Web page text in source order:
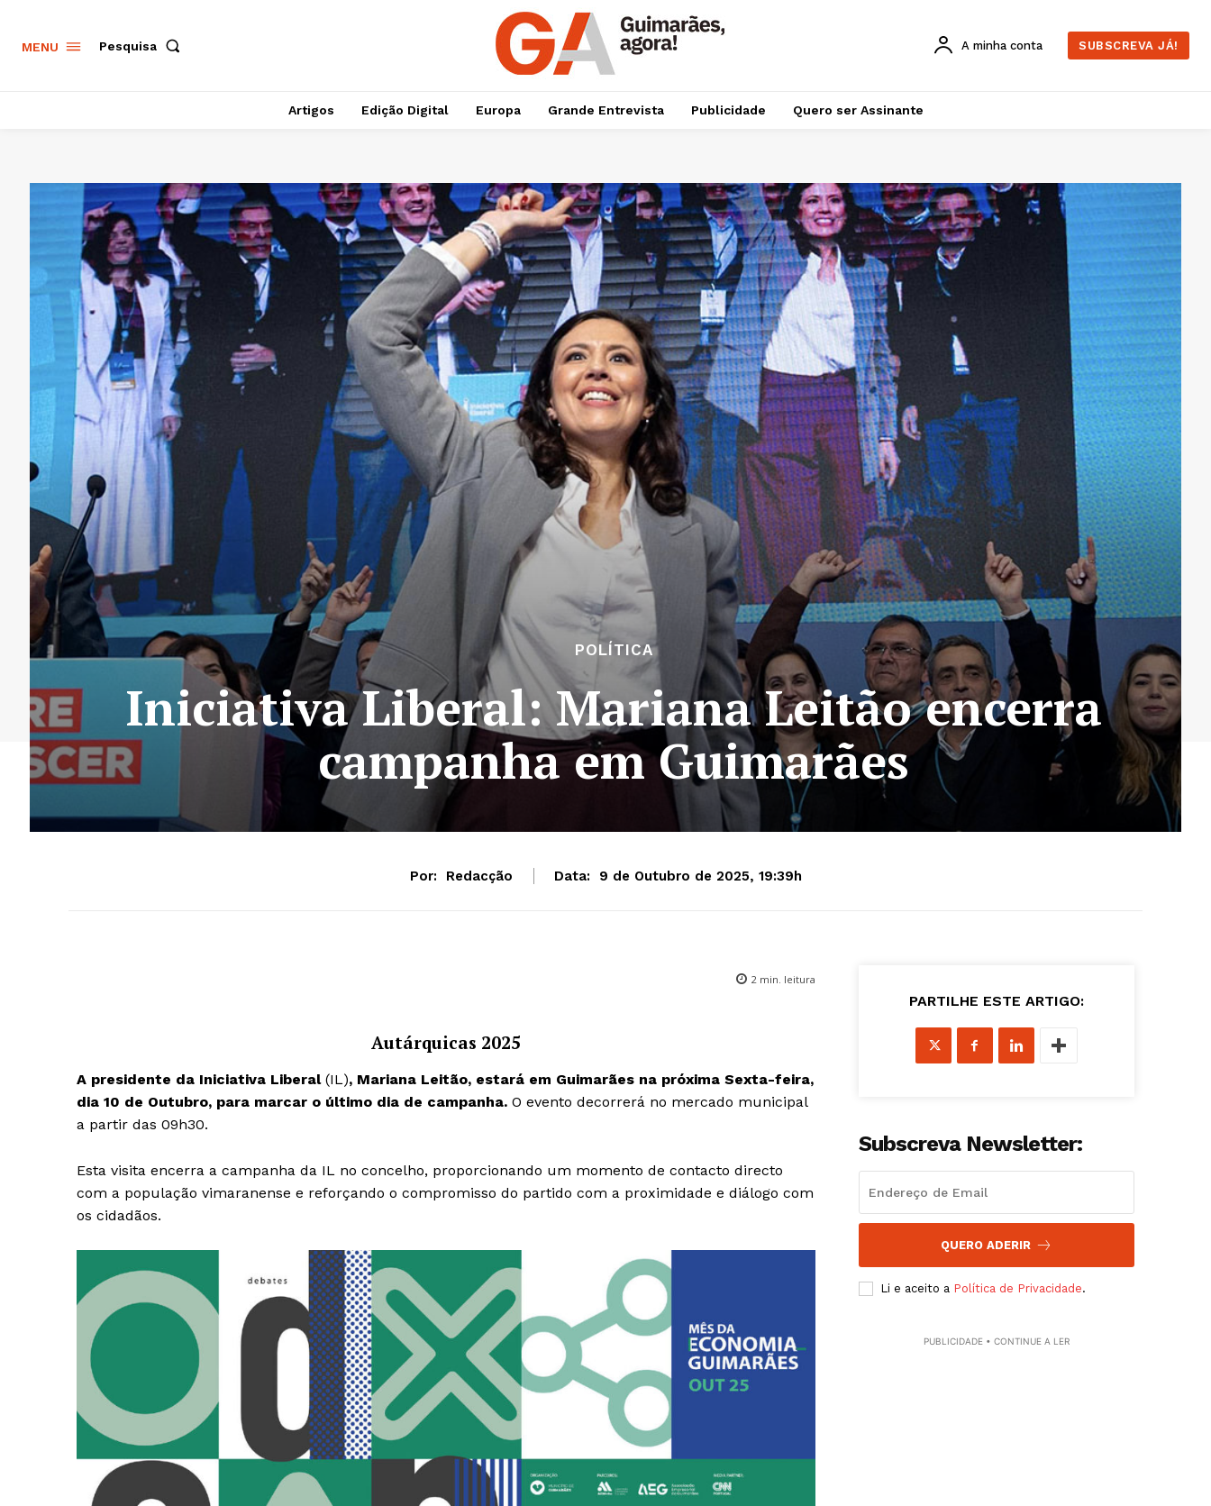
MENU Pesquisa A minha conta SUBSCREVA JÁ!
Artigos Edição Digital Europa Grande Entrevista Publicidade Quero ser Assinante
POLÍTICA
Iniciativa Liberal: Mariana Leitão encerra
campanha em Guimarães
Por: Redacção Data: 9 de Outubro de 2025, 19:39h
2min. leitura
Autárquicas 2025
A presidente da Iniciativa Liberal (IL), Mariana Leitão, estará em Guimarães na próxima Sexta-feira,
dia 10 de Outubro, para marcar o último dia de campanha. O evento decorrerá no mercado municipal
a partir das 09h30.
Esta visita encerra a campanha da IL no concelho, proporcionando um momento de contacto directo
com a população vimaranense e reforçando o compromisso do partido com a proximidade e diálogo com
os cidadãos.
PARTILHE ESTE ARTIGO:
Subscreva Newsletter:
QUERO ADERIR
Li e aceito a Política de Privacidade.
PUBLICIDADE • CONTINUE A LER